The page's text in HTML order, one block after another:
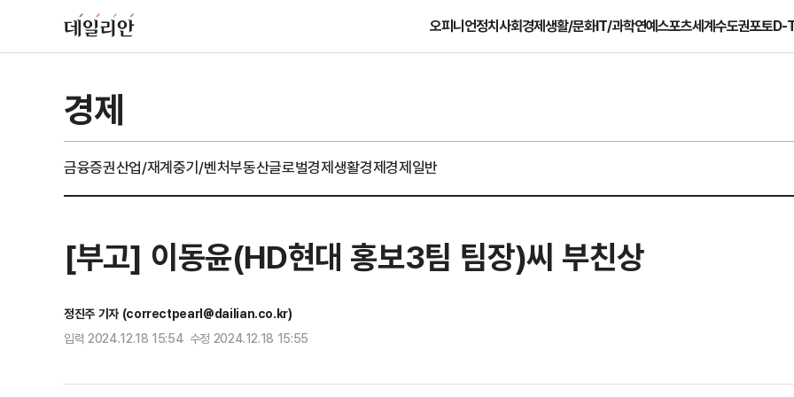
오피니언정치사회경제생활/문화IT/과학연예스포츠세계수도권포토D-
경제
금융증권산업/재계중기/벤처부동산글로벌경제생활경제경제일반
[부고] 이동윤(HD현대 홍보3팀 팀장)씨 부친상
정진주 기자 (correctpearl@dailian.co.kr)
입력 2024.12.18 15:54 수정 2024.12.18 15:55